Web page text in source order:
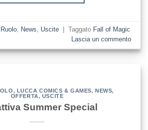
News Uscite Taggato Fall of Magic
Lascia un commento
, LUCCA COMICS & GAMES,NEWS,
OFFERTA, USCITE
Summer Special